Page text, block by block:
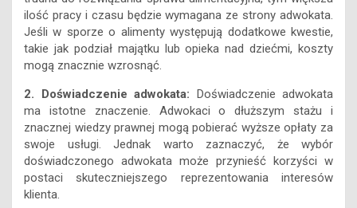
takie jak podział majątku lub opieka nad dziećmi, koszty
mogą znacznie wzrosnąć.
2. Doświadczenie adwokata:Doświadczenie adwokata
ma istotne znaczenie. Adwokaci o dłuższym stażu i
znacznej wiedzy prawnej mogą pobierać wyższe opłaty za
swoje usługi. Jednak warto zaznaczyć, że wybór
doświadczonego adwokata może przynieść korzyści w
postaci skuteczniejszego reprezentowania interesów
klienta.
3. Lokalizacja:Miejscowość, w której działa adwokat,
również wpływa na koszty. Adwokaci w większych